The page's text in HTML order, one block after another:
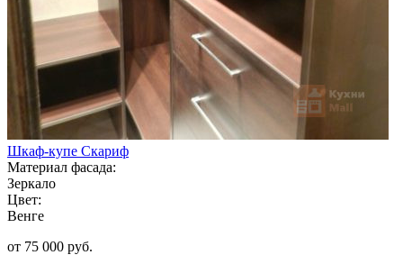
Шкаф-купе Скариф
Материал фасада:
Зеркало
Цвет:
Венге
от 75 000 руб.